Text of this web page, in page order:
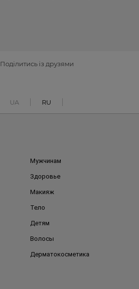
Поділитись із друзями
UA RU
Мужчинам
Здоровье
Макияж
Тело
Детям
Волосы
Дерматокосметика